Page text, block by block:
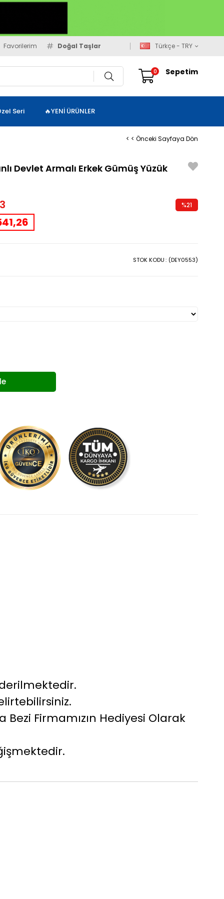
Favorilerim Doğal Taşlar Türkçe - TRY
Sepetim
0
Seri 🔥YENİ ÜRÜNLER
< < Önceki Sayfaya Dön
Devlet Armalı Erkek Gümüş Yüzük
%21
STOK KODU (DEY0553)
Firmamızın Hediyesi Olarak